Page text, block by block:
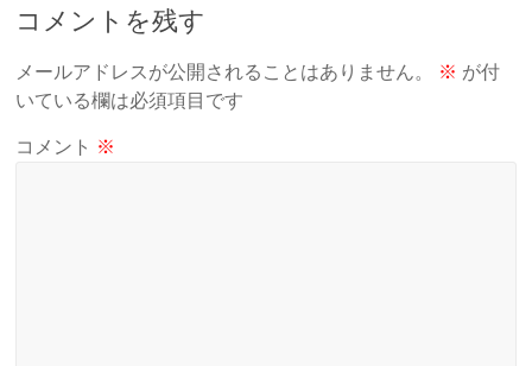
コメントを残す
メールアドレスが公開されることはありません。 ※ が付
いている欄は必須項目です
コメント ※